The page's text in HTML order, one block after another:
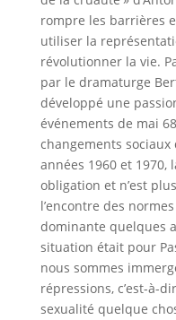
rompre les barrières
utiliser la
révolutionner la vie.
par le dramaturge
développé une
événements de mai
changements
années 1960 et 1970,
obligation et n’est
l’encontre des
dominante quelques
situation était pour
nous sommes
répressions, c’est-à-
sexualité quelque